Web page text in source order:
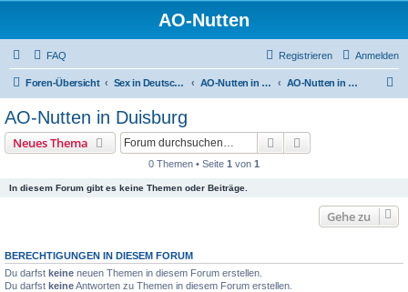
AO-Nutten
FAQ Anmelden
Registrieren
Foren-Übersicht Sex in Deutschland AO-Nutten in Nordrein-Westfalen AO-Nutten in Duisburg
AO-Nutten in Duisburg
Neues Thema Suche
0 Themen • Seite 1 von 1
In diesem Forum gibt es keine Themen oder Beiträge.
Gehe zu
BERECHTIGUNGEN IN DIESEM FORUM
Du darfst keine neuen Themen in diesem Forum erstellen.
Du darfst keineAntworten zu Themen in diesem Forum erstellen.